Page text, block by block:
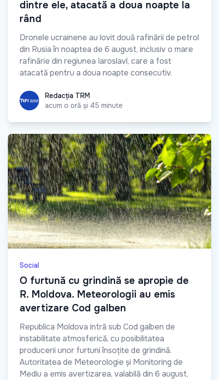
dintre ele, atacată a doua noapte la
rând
Dronele ucrainene au lovit două rafinării de petrol
din Rusia în noaptea de 6 august, inclusiv o mare
rafinărie din regiunea Iaroslavl, care a fost
atacată pentru a doua noapte consecutiv.
Redacția TRM
Redacția TRM
acum o oră și 45 minute
Social
O furtună cu grindină se apropie de
R. Moldova. Meteorologii au emis
avertizare Cod galben
Republica Moldova intră sub Cod galben de
instabilitate atmosferică, cu posibilitatea
producerii unor furtuni însoțite de grindină.
Autoritatea de Meteorologie și Monitoring de
Mediu a emis avertizarea, valabilă din 6 august,